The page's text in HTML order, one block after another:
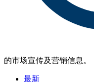
的市场宣传及营销信息。
最新